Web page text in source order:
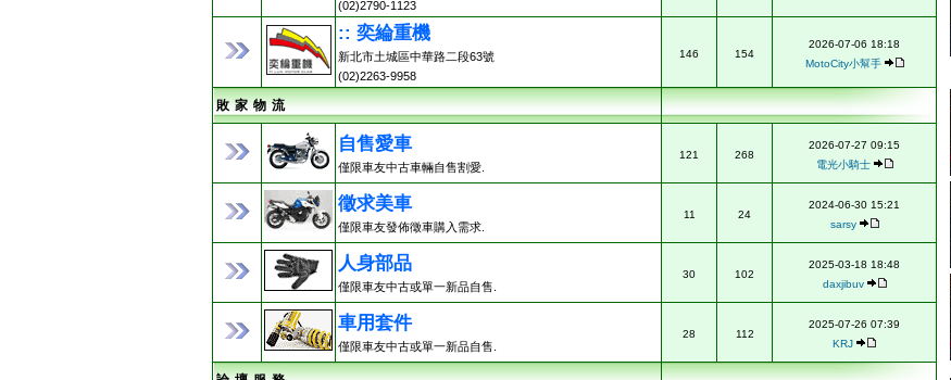
(02)2790-1123
:: 奕綸重機
新北市土城區中華路二段63號
(02)2263-9958
146 154
2026-07-06 18:18
MotoCity小幫手
敗 家 物 流
自售愛車
僅限車友中古車輛自售割愛.
121 268
2026-07-27 09:15
電光小騎士
徵求美車
僅限車友發佈徵車購入需求.
11 24
2024-06-30 15:21
sarsy
人身部品
僅限車友中古或單一新品自售.
30 102
2025-03-18 18:48
daxjibuv
車用套件
僅限車友中古或單一新品自售.
28 112
2025-07-26 07:39
KRJ